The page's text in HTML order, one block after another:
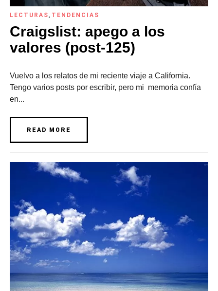
LECTURAS, TENDENCIAS
Craigslist: apego a los
valores (post-125)
Vuelvo a los relatos de mi reciente viaje a California.
Tengo varios posts por escribir, pero mi memoria confía
en...
READ MORE